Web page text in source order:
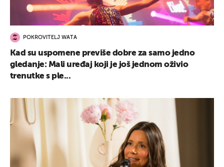
POKROVITELJ WATA
Kad su uspomene previše dobre za samo jedno
gledanje: Mali uređaj koji je još jednom oživio
trenutke s ple...